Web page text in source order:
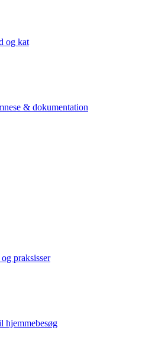
og kat
& dokumentation
praksisser
hjemmebesøg